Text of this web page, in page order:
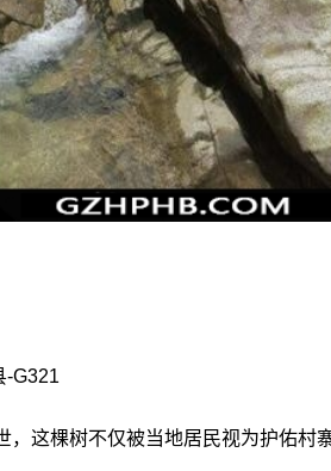
-G321
，这棵树不仅被当地居民视为护佑村